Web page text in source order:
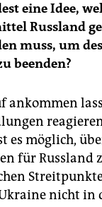
eine Idee,
Russland
muss, um
beenden?
ankommen
es möglich,
für Russland
nicht in